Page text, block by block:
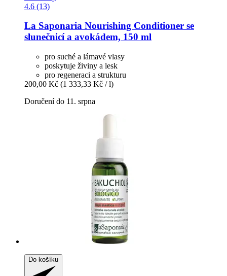
4.6 (13)
La Saponaria Nourishing Conditioner se
slunečnicí a avokádem, 150 ml
pro suché a lámavé vlasy
poskytuje živiny a lesk
pro regeneraci a strukturu
200,00 Kč (1 333,33 Kč / l)
Doručení do 11. srpna
Do košíku